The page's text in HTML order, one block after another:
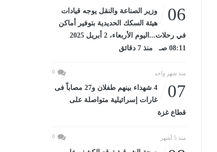
06
وزير الصناعة والنقل يوجه قيادات
هيئة السكك الحديدية بتوفير أماكن
في رحلات...اليوم الأربعاء، 2 أبريل 2025
08:11 صـ منذ 7 دقائق
منذ شهر واحد 0
07
4 شهداء بينهم طفلان و27 مصاباً فى
غارات إسرائيلية متواصلة على
قطاع غزة
منذ 5 أشهر 0